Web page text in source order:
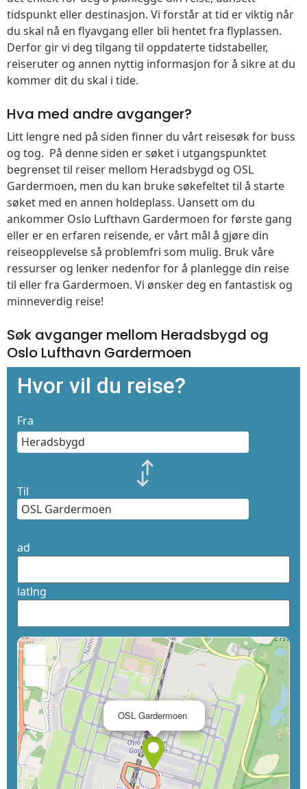
tidspunkt eller destinasjon. Vi forstår at tid er viktig når
du skal nå en flyavgang eller bli hentet fra flyplassen.
Derfor gir vi deg tilgang til oppdaterte tidstabeller,
reiseruter og annen nyttig informasjon for å sikre at du
kommer dit du skal i tide.
Hva med andre avganger?
Litt lengre ned på siden finner du vårt reisesøk for buss
og tog. På denne siden er søket i utgangspunktet
begrenset til reiser mellom Heradsbygd og OSL
Gardermoen, men du kan bruke søkefeltet til å starte
søket med en annen holdeplass. Uansett om du
ankommer Oslo Lufthavn Gardermoen for første gang
eller er en erfaren reisende, er vårt mål å gjøre din
reiseopplevelse så problemfri som mulig. Bruk våre
ressurser og lenker nedenfor for å planlegge din reise
til eller fra Gardermoen. Vi ønsker deg en fantastisk og
minneverdig reise!
Søk avganger mellom Heradsbygd og
Oslo Lufthavn Gardermoen
Hvor vil du reise?
Fra
Til
ad
latlng
OSL Gardermoen